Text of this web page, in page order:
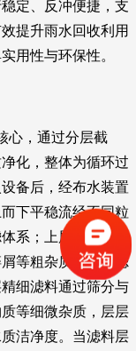
定、反冲便捷，支
提升雨水回收利用
用性与环保性。
心，通过分层截
化，整体为循环过
备后，经布水装置
下平稳流经不同粒
系；上层大粒径滤
等粗杂质，中层滤
细滤料通过筛分与
等细微杂质，层层
洁净度。当滤料层